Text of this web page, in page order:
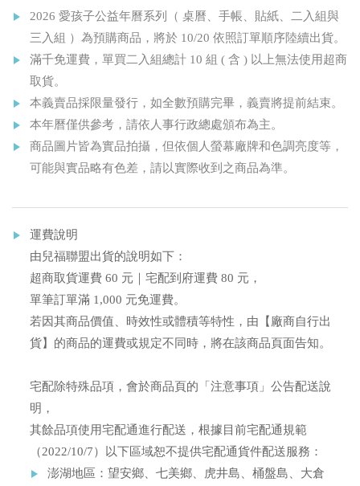
2026 愛孩子公益年曆系列（ 桌曆、手帳、貼紙、二入組與
三入組 ）為預購商品，將於 10/20 依照訂單順序陸續出貨。
滿千免運費，單買二入組總計 10 組 ( 含 ) 以上無法使用超商
取貨。
本義賣品採限量發行，如全數預購完畢，義賣將提前結束。
本年曆僅供參考，請依人事行政總處頒布為主。
商品圖片皆為實品拍攝，但依個人螢幕廠牌和色調亮度等，
可能與實品略有色差，請以實際收到之商品為準。
運費說明
由兒福聯盟出貨的說明如下：
超商取貨運費 60 元｜宅配到府運費 80 元，
單筆訂單滿 1,000 元免運費。
若因其商品價值、時效性或體積等特性，由【廠商自行出
貨】的商品的運費或規定不同時，將在該商品頁面告知。
宅配除特殊品項，會於商品頁的「注意事項」公告配送說
明，
其餘品項使用宅配通進行配送，根據目前宅配通規範
（2022/10/7）以下區域恕不提供宅配通貨件配送服務：
澎湖地區：望安鄉、七美鄉、虎井島、桶盤島、大倉